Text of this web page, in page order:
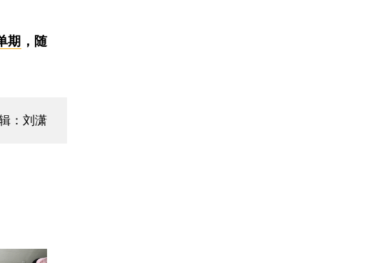
期 ，随
：刘潇